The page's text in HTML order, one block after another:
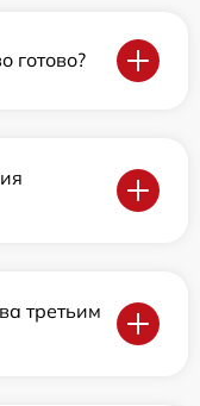
готово?
третьим